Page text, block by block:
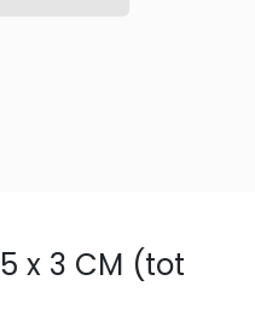
x 3 CM (tot